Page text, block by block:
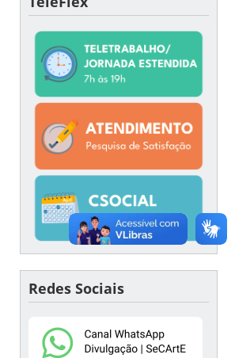
Redes Sociais